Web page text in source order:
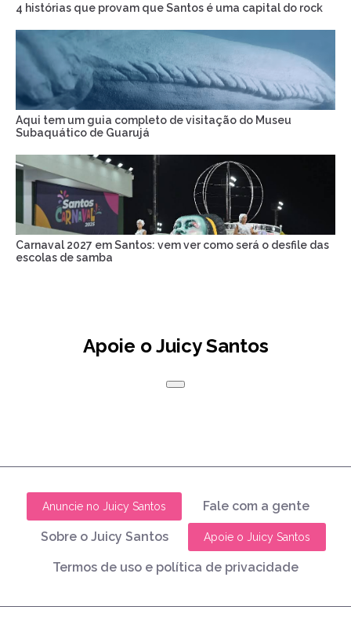
4 histórias que provam que Santos é uma capital do rock
Aqui tem um guia completo de visitação do Museu
Subaquático de Guarujá
Carnaval 2027 em Santos: vem ver como será o desfile das
escolas de samba
Apoie o Juicy Santos
Anuncie no Juicy Santos Fale com a gente
Sobre o Juicy Santos Apoie o Juicy Santos
Termos de uso e política de privacidade